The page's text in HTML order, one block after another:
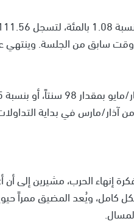
غرينتش، بعد أن ارتفعت بنسبة 2 بالمئة في وقت سابق من
إنهاء الحرب، مشيرين إلى
كامل، ويُعد المضيق ممراً